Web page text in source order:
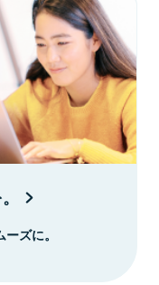
ズに。